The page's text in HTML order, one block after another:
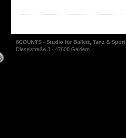
8COUNTS - Studio für Ballett, Tanz & Sport
Dieselstraße 3 · 47608 Geldern